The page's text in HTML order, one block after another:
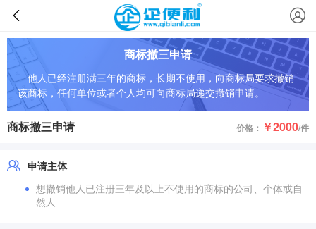
商标撤三申请
他人已经注册满三年的商标，长期不使用，向商标局要求撤销
该商标，任何单位或者个人均可向商标局递交撤销申请。
商标撤三申请 价格： ￥2000/件
申请主体
想撤销他人已注册三年及以上不使用的商标的公司、个体或自
然人